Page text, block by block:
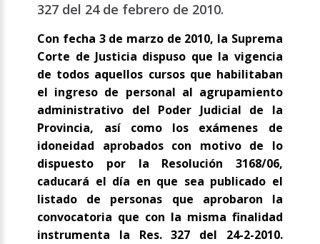
327 del 24 de febrero de 2010.
Con fecha 3 de marzo de 2010, la Suprema
Corte de Justicia dispuso que la vigencia
de todos aquellos cursos que habilitaban
el ingreso de personal al agrupamiento
administrativo del Poder Judicial de la
Provincia, así como los exámenes de
idoneidad aprobados con motivo de lo
dispuesto por la Resolución 3168/06,
caducará el día en que sea publicado el
listado de personas que aprobaron la
convocatoria que con la misma finalidad
instrumenta la Res. 327 del 24-2-2010.